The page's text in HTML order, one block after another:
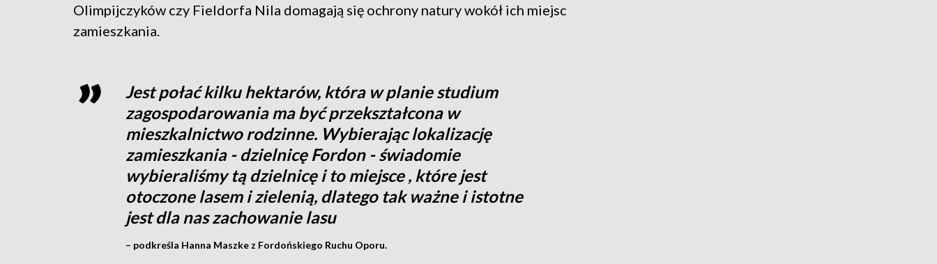
Olimpijczyków czy Fieldorfa Nila domagają się ochrony natury wokół ich miejsc
zamieszkania.
Jest połać kilku hektarów, która w planie studium
zagospodarowania ma być przekształcona w
mieszkalnictwo rodzinne. Wybierając lokalizację
zamieszkania - dzielnicę Fordon - świadomie
wybieraliśmy tą dzielnicę i to miejsce , które jest
otoczone lasem i zielenią, dlatego tak ważne i istotne
jest dla nas zachowanie lasu
– podkreśla Hanna Maszke z Fordońskiego Ruchu Oporu.